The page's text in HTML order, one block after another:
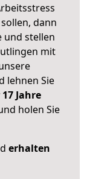
dann
und stellen
mit
lehnen Sie
Jahre
holen Sie
erhalten